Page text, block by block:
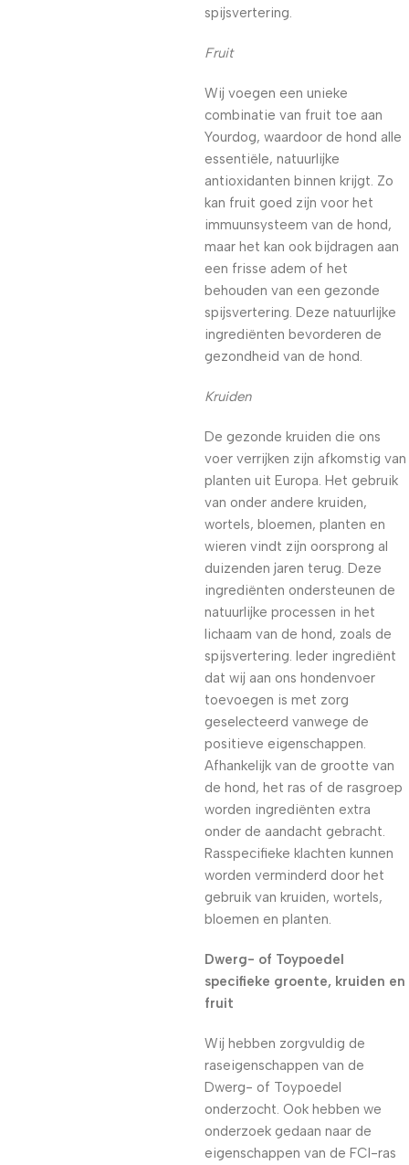
spijsvertering.
Fruit
Wij voegen een unieke
combinatie van fruit toe aan
Yourdog, waardoor de hond alle
essentiële, natuurlijke
antioxidanten binnen krijgt. Zo
kan fruit goed zijn voor het
immuunsysteem van de hond,
maar het kan ook bijdragen aan
een frisse adem of het
behouden van een gezonde
spijsvertering. Deze natuurlijke
ingrediënten bevorderen de
gezondheid van de hond.
Kruiden
De gezonde kruiden die ons
voer verrijken zijn afkomstig van
planten uit Europa. Het gebruik
van onder andere kruiden,
wortels, bloemen, planten en
wieren vindt zijn oorsprong al
duizenden jaren terug. Deze
ingrediënten ondersteunen de
natuurlijke processen in het
lichaam van de hond, zoals de
spijsvertering. Ieder ingrediënt
dat wij aan ons hondenvoer
toevoegen is met zorg
geselecteerd vanwege de
positieve eigenschappen.
Afhankelijk van de grootte van
de hond, het ras of de rasgroep
worden ingrediënten extra
onder de aandacht gebracht.
Rasspecifieke klachten kunnen
worden verminderd door het
gebruik van kruiden, wortels,
bloemen en planten.
Dwerg- of Toypoedel
specifieke groente, kruiden en
fruit
Wij hebben zorgvuldig de
raseigenschappen van de
Dwerg- of Toypoedel
onderzocht. Ook hebben we
onderzoek gedaan naar de
eigenschappen van de FCI-ras